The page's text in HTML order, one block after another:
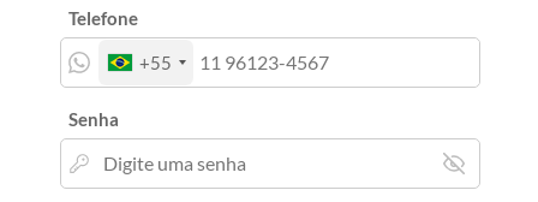
Telefone
+55
Senha